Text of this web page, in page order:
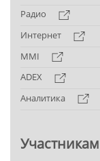
Радио
Интернет
MMI
ADEX
Аналитика